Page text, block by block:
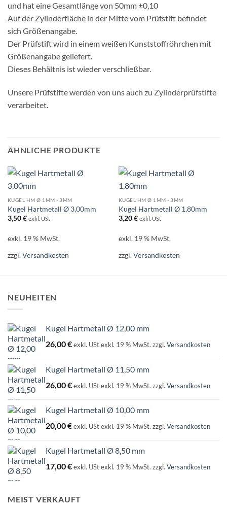
und hat eine Gesamtlänge von 50mm ±0,10
Auf der Zylinderfläche in der Mitte vom Prüfstift befindet
sich Größenangabe.
Der Prüfstift wird in einem weißen Kunststoffröhrchen mit
Größenangabe geliefert.
Dieses Behältnis ist wieder verschließbar.
Unsere Prüfstifte werden von uns auch zu Zylinderprüfstifte
verarbeitet.
ÄHNLICHE PRODUKTE
KUGEL HM Ø 1MM - 3MM
Kugel Hartmetall Ø 3,00mm
3,50€ exkl. USt
exkl. 19 % MwSt.
zzgl.Versandkosten
KUGEL HM Ø 1MM - 3MM
Kugel Hartmetall Ø 1,80mm
3,20€ exkl. USt
exkl. 19 % MwSt.
zzgl.Versandkosten
NEUHEITEN
Kugel Hartmetall Ø 12,00 mm
26,00€exkl. UStexkl. 19 % MwSt. zzgl. Versandkosten
Kugel Hartmetall Ø 11,50 mm
26,00€exkl. UStexkl. 19 % MwSt. zzgl. Versandkosten
Kugel Hartmetall Ø 10,00 mm
20,00€exkl. UStexkl. 19 % MwSt. zzgl. Versandkosten
Kugel Hartmetall Ø 8,50 mm
17,00€exkl. UStexkl. 19 % MwSt. zzgl. Versandkosten
MEIST VERKAUFT